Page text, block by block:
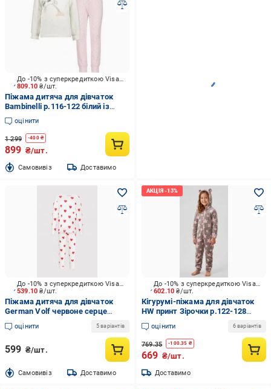
809.10₴/шт.
До -10% з суперкредиткою Visa Вигода
Піжама дитяча для дівчаток
Bambinelli р.116-122 білий із
рожевим 777529-00 X 708
оцінити
1 299 -400₴
899 ₴/шт.
Cамовивіз Доставимо
539.10₴/шт.
До -10% з суперкредиткою Visa Вигода
Піжама дитяча для дівчаток
German Volf червоне серце
р.152-158 білий із принтом
оцінити 5 варіантів
599 ₴/шт.
Cамовивіз Доставимо
602.10₴/шт.
До -10% з суперкредиткою Visa Вигода
Кігурумі-піжама для дівчаток
HW принт Зірочки р.122-128
коричневий/рожевий 0347
оцінити 6 варіантів
769.35 -100.35 ₴
669 ₴/шт.
Доставимо